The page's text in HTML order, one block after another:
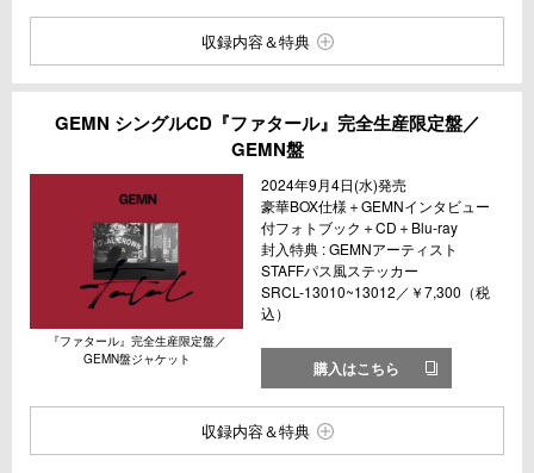
収録内容＆特典
GEMN シングルCD『ファタール』完全生産限定盤／
GEMN盤
『ファタール』完全生産限定盤／
GEMN盤ジャケット
2024年9月4日(水)発売
豪華BOX仕様＋GEMNインタビュー
付フォトブック＋CD＋Blu-ray
封入特典 : GEMNアーティスト
STAFFパス風ステッカー
SRCL-13010~13012／￥7,300（税
込）
購入はこちら
収録内容＆特典